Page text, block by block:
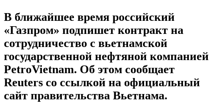
В ближайшее время российский
«Газпром» подпишет контракт на
сотрудничество с вьетнамской
государственной нефтяной компанией
PetroVietnam. Об этом сообщает
Reuters со ссылкой на официальный
сайт правительства Вьетнама.